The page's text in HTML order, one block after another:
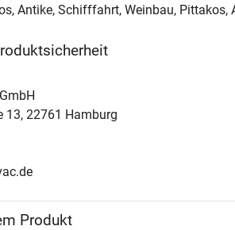
Antike, Schifffahrt, Weinbau, Pittakos,
13, 22761 Hamburg
Produkt